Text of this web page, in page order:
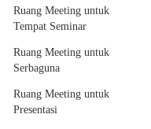
Ruang Meeting untuk
Tempat Seminar
Ruang Meeting untuk
Serbaguna
Ruang Meeting untuk
Presentasi